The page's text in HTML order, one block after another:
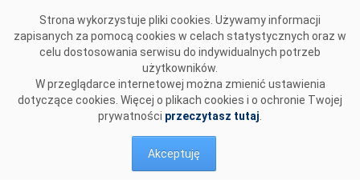
Strona wykorzystuje pliki cookies. Używamy informacji
zapisanych za pomocą cookies w celach statystycznych oraz w
celu dostosowania serwisu do indywidualnych potrzeb
użytkowników.
W przeglądarce internetowej można zmienić ustawienia
dotyczące cookies. Więcej o plikach cookies i o ochronie Twojej
prywatności przeczytasz tutaj
Akceptuję